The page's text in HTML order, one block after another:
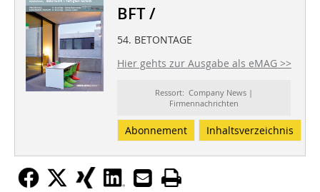
BFT /
54. BETONTAGE
Hier gehts zur Ausgabe als eMAG >>
Ressort: Company News |
Firmennachrichten
Abonnement Inhaltsverzeichnis